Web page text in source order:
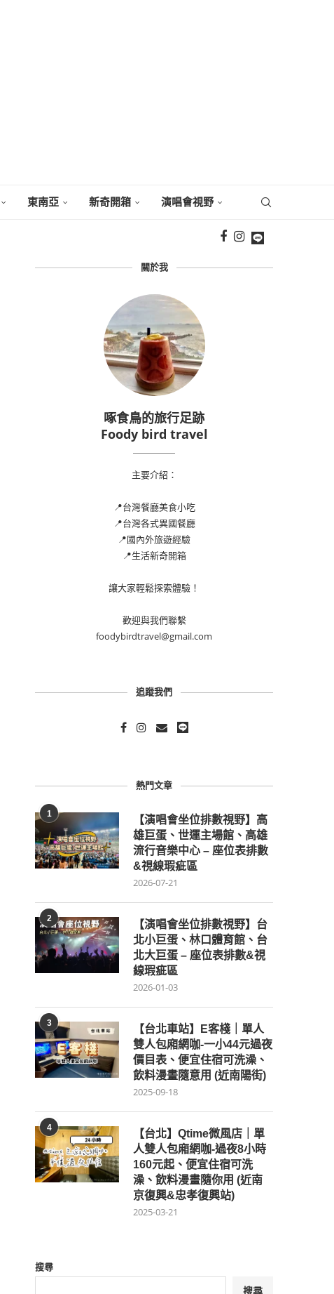
東南亞 新奇開箱 演唱會視野
關於我
啄食鳥的旅行足跡
Foody bird travel
主要介紹：
📍台灣餐廳美食小吃
📍台灣各式異國餐廳
📍國內外旅遊經驗
📍生活新奇開箱
讓大家輕鬆探索體驗！
歡迎與我們聯繫
foodybirdtravel@gmail.com
追蹤我們
熱門文章
1
【演唱會坐位排數視野】高
雄巨蛋、世運主場館、高雄
流行音樂中心 – 座位表排數
&視線瑕疵區
2026-07-21
2
【演唱會坐位排數視野】台
北小巨蛋、林口體育館、台
北大巨蛋 – 座位表排數&視
線瑕疵區
2026-01-03
3
【台北車站】E客棧｜單人
雙人包廂網咖-一小44元過夜
價目表、便宜住宿可洗澡、
飲料漫畫隨意用 (近南陽街)
2025-09-18
4
【台北】Qtime微風店｜單
人雙人包廂網咖-過夜8小時
160元起、便宜住宿可洗
澡、飲料漫畫隨你用 (近南
京復興&忠孝復興站)
2025-03-21
搜尋
搜尋